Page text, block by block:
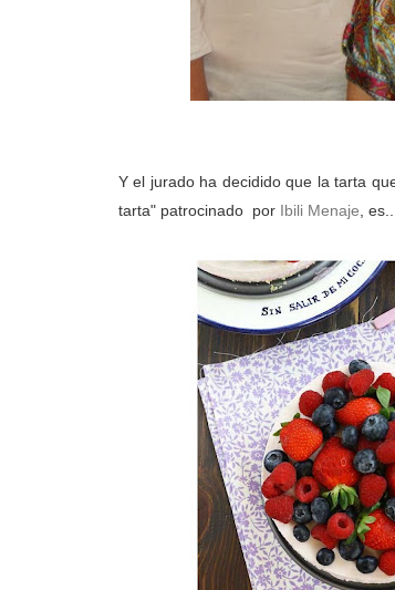
Y el jurado ha decidido que la tarta
tarta" patrocinado por Ibili Menaje,